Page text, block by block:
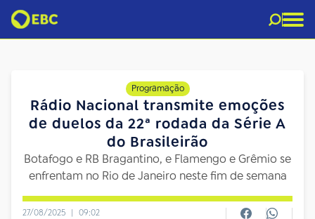
Programação
Rádio Nacional transmite emoções
de duelos da 22ª rodada da Série A
do Brasileirão
Botafogo e RB Bragantino, e Flamengo e Grêmio se
enfrentam no Rio de Janeiro neste fim de semana
27/08/2025 | 09:02